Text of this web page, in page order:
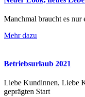
Manchmal braucht es nur
Mehr dazu
Betriebsurlaub 2021
Liebe Kundinnen, Liebe
geprägten Start